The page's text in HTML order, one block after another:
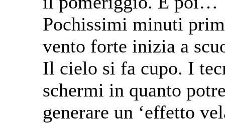
Pochissimi minuti
vento forte inizia a
Il cielo si fa cupo. I
schermi in quanto
generare un ‘effetto